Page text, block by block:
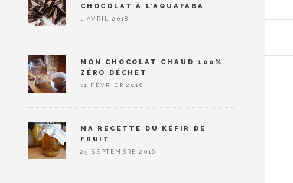
CHOCOLAT À L’AQUAFABA
1 AVRIL 2018
MON CHOCOLAT CHAUD 100%
ZÉRO DÉCHET
11 FÉVRIER 2018
MA RECETTE DU KÉFIR DE
FRUIT
25 SEPTEMBRE 2016